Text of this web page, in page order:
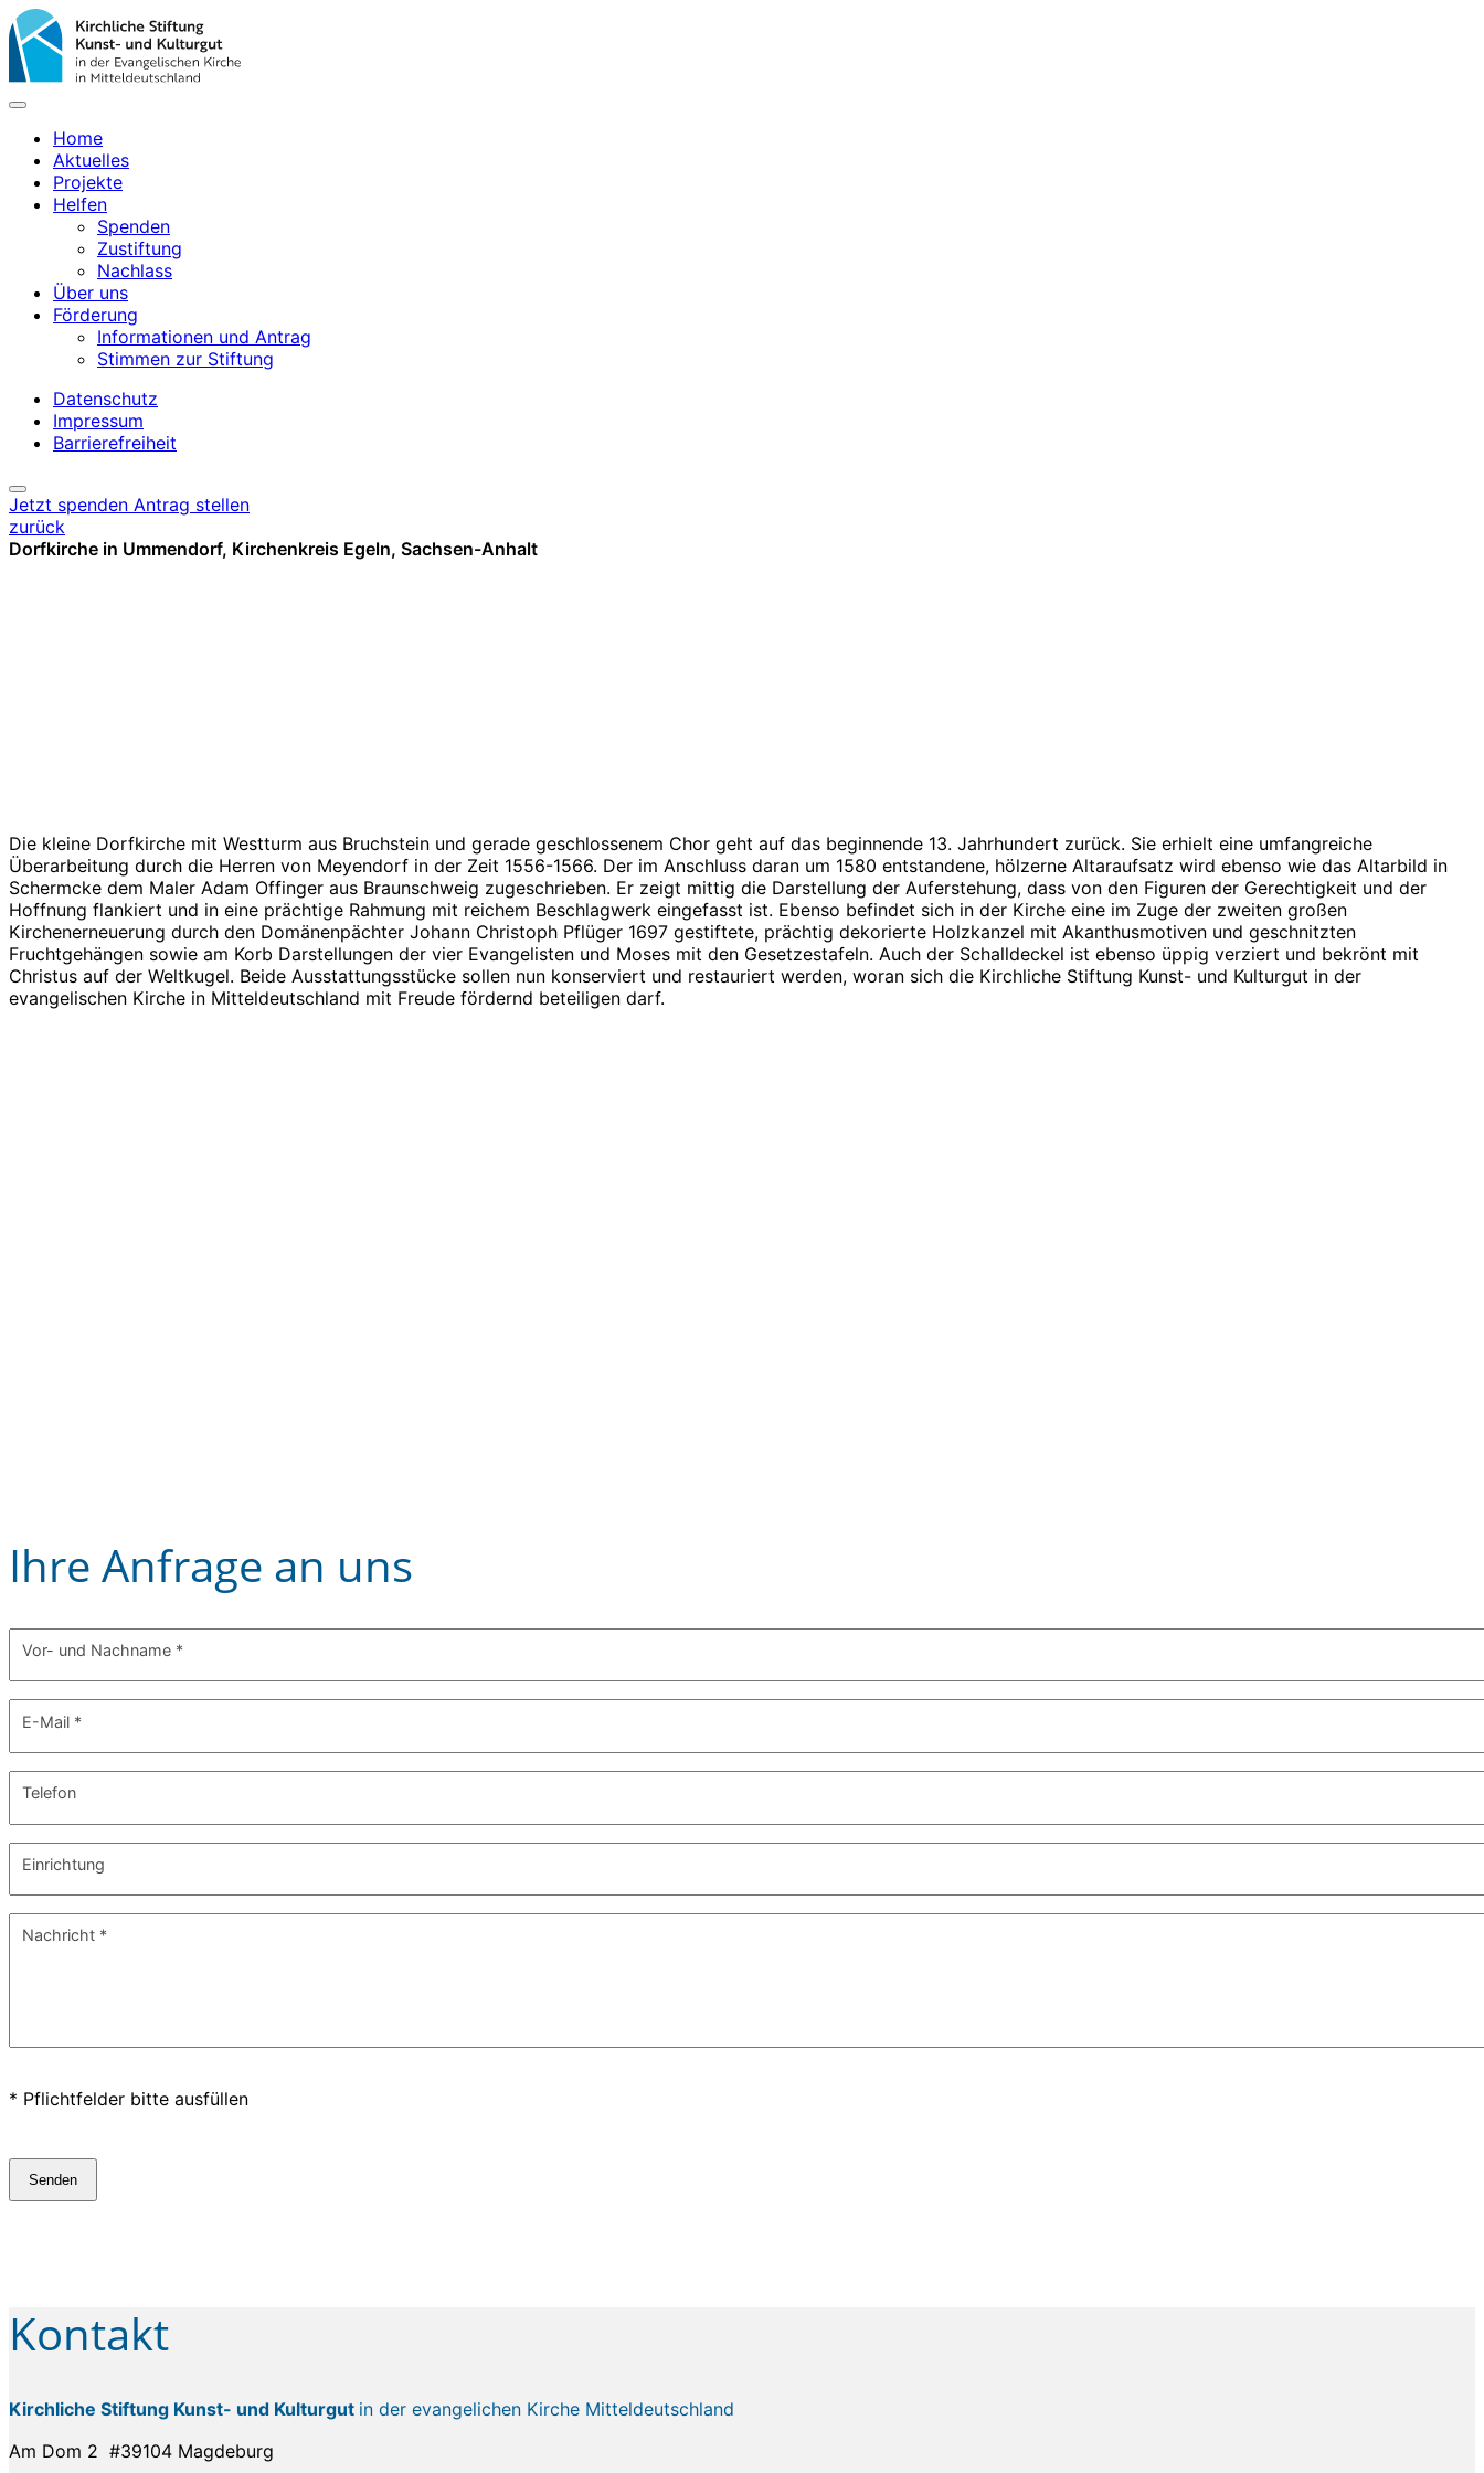
Home
Aktuelles
Projekte
Helfen
Spenden
Zustiftung
Nachlass
Über uns
Förderung
Informationen und Antrag
Stimmen zur Stiftung
Datenschutz
Impressum
Barrierefreiheit
Jetzt spenden Antrag stellen
zurück
Dorfkirche in Ummendorf, Kirchenkreis Egeln, Sachsen-Anhalt
Die kleine Dorfkirche mit Westturm aus Bruchstein und gerade geschlossenem Chor geht auf das beginnende 13. Jahrhundert zurück. Sie erhielt eine umfangreiche
Überarbeitung durch die Herren von Meyendorf in der Zeit 1556-1566. Der im Anschluss daran um 1580 entstandene, hölzerne Altaraufsatz wird ebenso wie das Altarbild in
Schermcke dem Maler Adam Offinger aus Braunschweig zugeschrieben. Er zeigt mittig die Darstellung der Auferstehung, dass von den Figuren der Gerechtigkeit und der
Hoffnung flankiert und in eine prächtige Rahmung mit reichem Beschlagwerk eingefasst ist. Ebenso befindet sich in der Kirche eine im Zuge der zweiten großen
Kirchenerneuerung durch den Domänenpächter Johann Christoph Pflüger 1697 gestiftete, prächtig dekorierte Holzkanzel mit Akanthusmotiven und geschnitzten
Fruchtgehängen sowie am Korb Darstellungen der vier Evangelisten und Moses mit den Gesetzestafeln. Auch der Schalldeckel ist ebenso üppig verziert und bekrönt mit
Christus auf der Weltkugel. Beide Ausstattungsstücke sollen nun konserviert und restauriert werden, woran sich die Kirchliche Stiftung Kunst- und Kulturgut in der
evangelischen Kirche in Mitteldeutschland mit Freude fördernd beteiligen darf.
Ihre Anfrage an uns
Vor- und Nachname *
E-Mail *
Telefon
Einrichtung
Nachricht *
* Pflichtfelder bitte ausfüllen
Senden
Kontakt
Kirchliche Stiftung Kunst- und Kulturgut in der evangelichen Kirche Mitteldeutschland
Am Dom 2 #39104 Magdeburg